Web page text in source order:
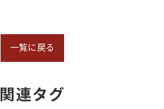
一覧に戻る
関連タグ